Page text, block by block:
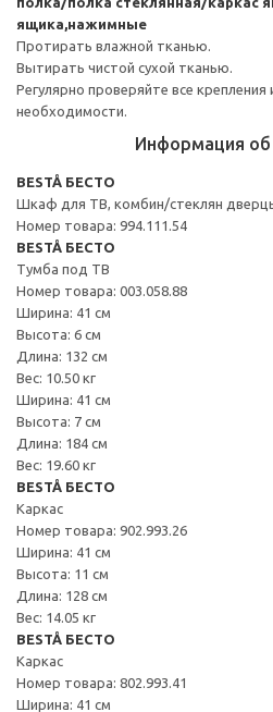
ящика,нажимные
Протирать влажной тканью.
Вытирать чистой сухой тканью.
Регулярно проверяйте все крепления
необходимости.
Информация об
BESTÅ БЕСТО
Шкаф для ТВ, комбин/стеклян
Номер товара: 994.111.54
BESTÅ БЕСТО
Тумба под ТВ
Номер товара: 003.058.88
Ширина: 41 см
Высота: 6 см
Длина: 132 см
Вес: 10.50 кг
Ширина: 41 см
Высота: 7 см
Длина: 184 см
Вес: 19.60 кг
BESTÅ БЕСТО
Каркас
Номер товара: 902.993.26
Ширина: 41 см
Высота: 11 см
Длина: 128 см
Вес: 14.05 кг
BESTÅ БЕСТО
Каркас
Номер товара: 802.993.41
Ширина: 41 см